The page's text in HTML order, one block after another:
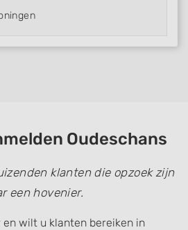
Oudeschans
klanten die opzoek zijn
een hovenier.
en wilt u klanten bereiken in